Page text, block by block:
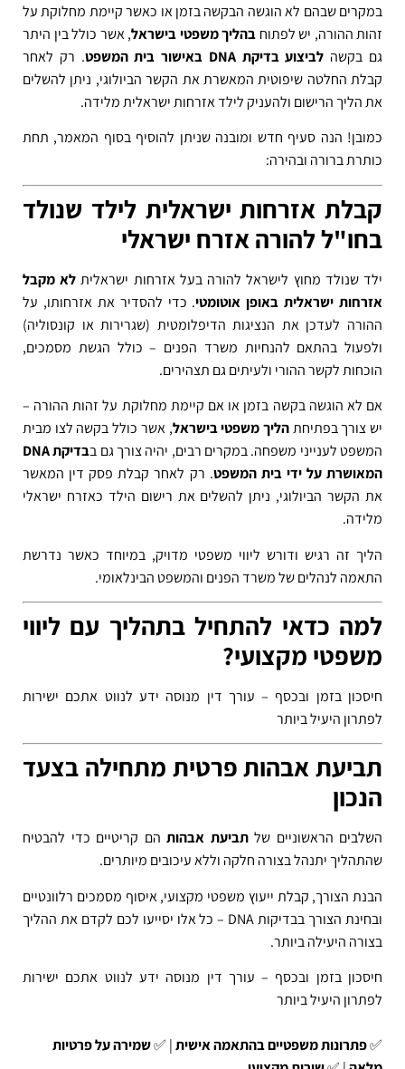
במקרים שבהם לא הוגשה הבקשה בזמן או כאשר קיימת מחלוקת על
זהות ההורה, יש לפתוח בהליך משפטי בישראל, אשר כולל בין היתר
גם בקשה לביצוע בדיקת DNA באישור בית המשפט
. רק לאחר
קבלת החלטה שיפוטית המאשרת את הקשר הביולוגי, ניתן להשלים
את הליך הרישום ולהעניק לילד אזרחות ישראלית מלידה.
כמובן! הנה סעיף חדש ומובנה שניתן להוסיף בסוף המאמר, תחת
כותרת ברורה ובהירה:
קבלת אזרחות ישראלית לילד שנולד
בחו"ל להורה אזרח ישראלי
ילד שנולד מחוץ לישראל להורה בעל אזרחות ישראלית לא מקבל
אזרחות ישראלית באופן אוטומטי. כדי להסדיר את אזרחותו, על
ההורה לעדכן את הנציגות הדיפלומטית (שגרירות או קונסוליה)
ולפעול בהתאם להנחיות משרד הפנים – כולל הגשת מסמכים,
הוכחות לקשר ההורי ולעיתים גם תצהירים.
אם לא הוגשה בקשה בזמן או אם קיימת מחלוקת על זהות ההורה –
יש צורך בפתיחתהליך משפטי בישראל, אשר כולל בקשה לצו מבית
המשפט לענייני משפחה. במקרים רבים, יהיה צורך גם ב
בדיקת DNA
המאושרת על ידי בית המשפט. רק לאחר קבלת פסק דין המאשר
את הקשר הביולוגי, ניתן להשלים את רישום הילד כאזרח ישראלי
מלידה.
הליך זה רגיש ודורש ליווי משפטי מדויק, במיוחד כאשר נדרשת
התאמה לנהלים של משרד הפנים והמשפט הבינלאומי.
למה כדאי להתחיל בתהליך עם ליווי
משפטי מקצועי?
חיסכון בזמן ובכסף – עורך דין מנוסה ידע לנווט אתכם ישירות
לפתרון היעיל ביותר
תביעת אבהות פרטית מתחילה בצעד
הנכון
השלבים הראשוניים שלתביעת אבהות הם קריטיים כדי להבטיח
שהתהליך יתנהל בצורה חלקה וללא עיכובים מיותרים.
הבנת הצורך, קבלת ייעוץ משפטי מקצועי, איסוף מסמכים רלוונטיים
ובחינת הצורך בבדיקות DNA – כל אלו יסייעו לכם לקדם את ההליך
בצורה היעילה ביותר.
חיסכון בזמן ובכסף – עורך דין מנוסה ידע לנווט אתכם ישירות
לפתרון היעיל ביותר
✅פתרונות משפטיים בהתאמה אישית| ✅שמירה על פרטיות